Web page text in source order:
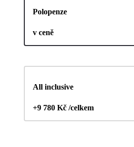
Polopenze
v ceně
All inclusive
+9 780 Kč /celkem